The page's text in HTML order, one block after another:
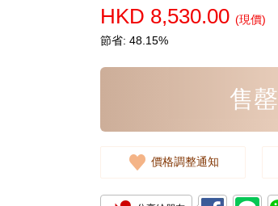
HKD 8,530.00 (現價)
節省: 48.15%
售罄
價格調整通知